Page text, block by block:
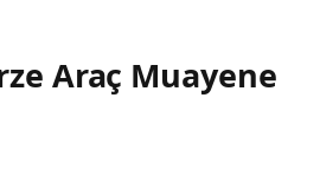
Araç Muayene